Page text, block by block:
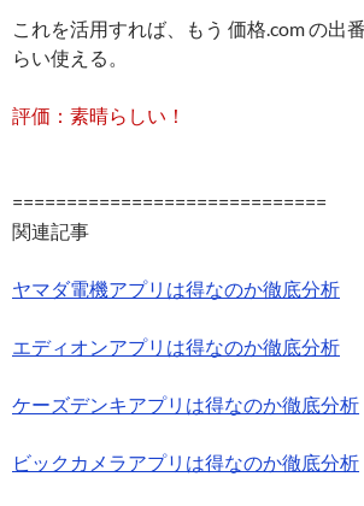
これを活用すれば、もう 価格.com の出
らい使える。
評価：素晴らしい！
=============================
関連記事
ヤマダ電機アプリは得なのか徹底分析
エディオンアプリは得なのか徹底分析
ケーズデンキアプリは得なのか徹底分析
ビックカメラアプリは得なのか徹底分析